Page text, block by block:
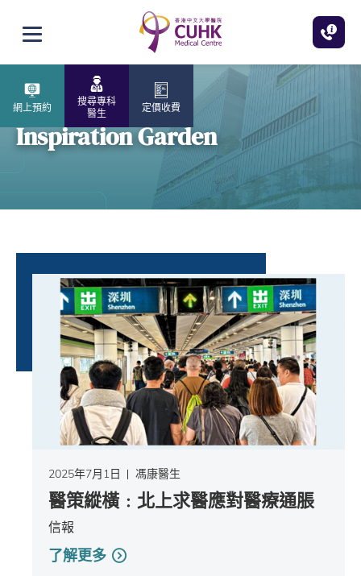
打開選單
網上預約
搜尋專科
醫生
定價收費
Inspiration Garden
2025年7月1日 馮康醫生
醫策縱橫﹕北上求醫應對醫療通脹
信報
了解更多